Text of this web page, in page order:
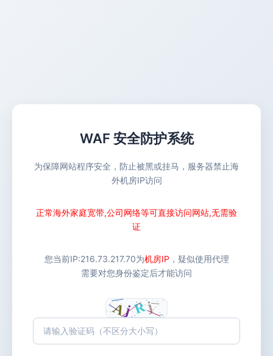
WAF 安全防护系统
为保障网站程序安全，防止被黑或挂马，服务器禁止海
外机房IP访问
正常海外家庭宽带,公司网络等可直接访问网站,无需验
证
您当前IP:216.73.217.70为机房IP ，疑似使用代理
需要对您身份鉴定后才能访问